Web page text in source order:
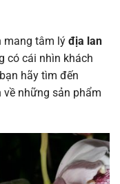
mang tâm lý địa lan
có cái nhìn khách
hãy tìm đến
những sản phẩm